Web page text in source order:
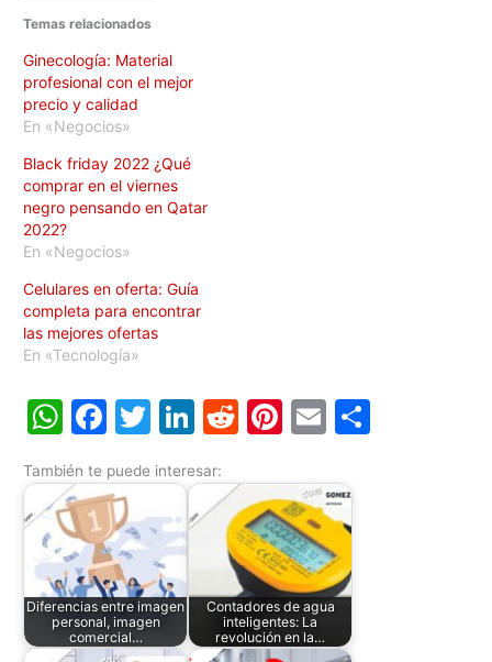
Temas relacionados
Ginecología: Material
profesional con el mejor
precio y calidad
En «Negocios»
Black friday 2022 ¿Qué
comprar en el viernes
negro pensando en Qatar
2022?
En «Negocios»
Celulares en oferta: Guía
completa para encontrar
las mejores ofertas
En «Tecnología»
W
at
s
A
p
p
F
c
e
b
o
o
T
itt
er
Li
k
e
dI
n
R
d
di
t
Pi
er
e
st
E
ai
l
También te puede interesar:
Diferencias entre imagen
personal, imagen
comercial…
Contadores de agua
inteligentes: La
revolución en la…